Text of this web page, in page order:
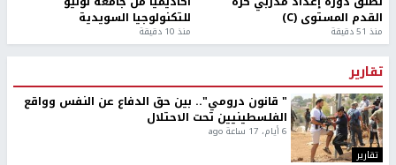
القدم المستوى (C)
منذ 51 دقيقة
للتكنولوجيا السويدية
منذ 10 دقيقة
تقارير
تقارير
" قانون درومي".. بين حق الدفاع عن النفس وواقع
الفلسطينيين تحت الاحتلال
6 أيام، 17 ساعة ago